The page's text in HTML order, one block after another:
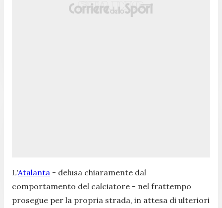
L'Atalanta - delusa chiaramente dal
comportamento del calciatore - nel frattempo
prosegue per la propria strada, in attesa di ulteriori